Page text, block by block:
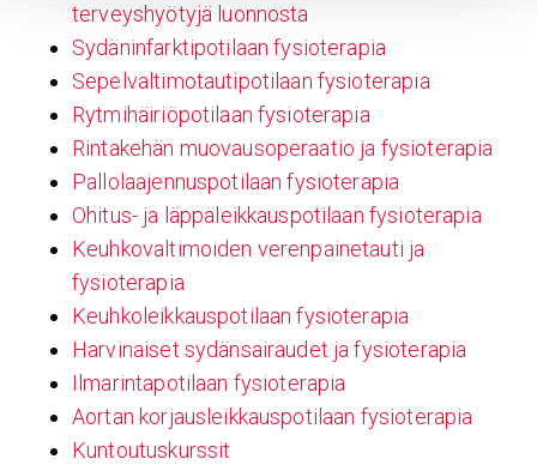
terveyshyötyjä luonnosta
Sydäninfarktipotilaan fysioterapia
Sepelvaltimotautipotilaan fysioterapia
Rytmihäiriöpotilaan fysioterapia
Rintakehän muovausoperaatio ja fysioterapia
Pallolaajennuspotilaan fysioterapia
Ohitus- ja läppäleikkauspotilaan fysioterapia
Keuhkovaltimoiden verenpainetauti ja
fysioterapia
Keuhkoleikkauspotilaan fysioterapia
Harvinaiset sydänsairaudet ja fysioterapia
Ilmarintapotilaan fysioterapia
Aortan korjausleikkauspotilaan fysioterapia
Kuntoutuskurssit